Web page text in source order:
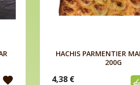
favorite
Aperçu
HACHIS PARMENTIER
200G
4,38 €